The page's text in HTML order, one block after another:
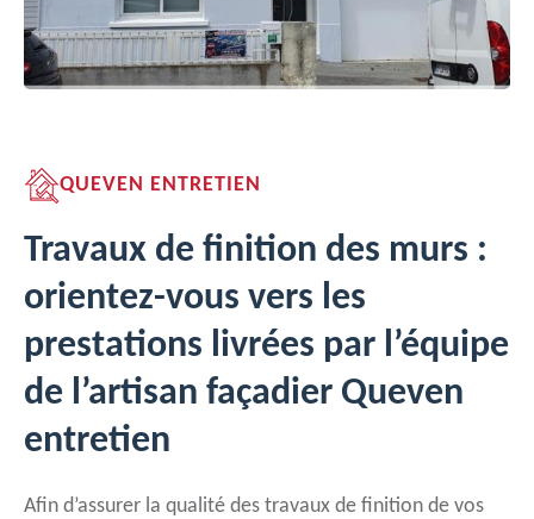
QUEVEN ENTRETIEN
Travaux de finition des murs :
orientez-vous vers les
prestations livrées par l’équipe
de l’artisan façadier Queven
entretien
Afin d’assurer la qualité des travaux de finition de vos